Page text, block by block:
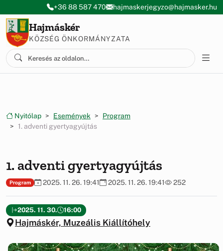
Ugrás a menüre
Ugrás a tartalomra
+36 88 587 470 hajmaskerjegyzo@hajmasker.hu
Hajmáskér
KÖZSÉG ÖNKORMÁNYZATA
Nyitólap Események
Program
1. adventi gyertyagyújtás
1. adventi gyertyagyújtás
Program 2025. 11. 26. 19:41 2025. 11. 26. 19:41 252
2025. 11. 30. 16:00
Hajmáskér, Muzeális Kiállítóhely